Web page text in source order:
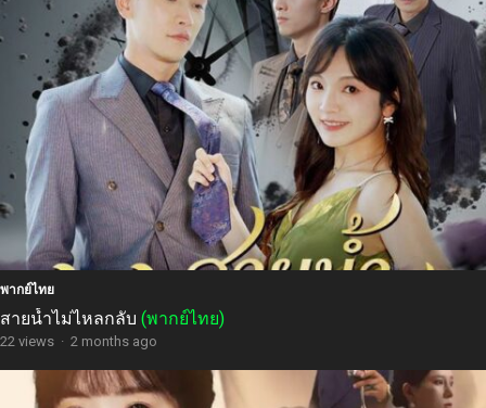
พากย์ไทย
สายน้ำไม่ไหลกลับ (พากย์ไทย)
22 views · 2 months ago